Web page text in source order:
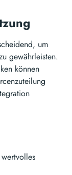
um
gewährleisten.
können